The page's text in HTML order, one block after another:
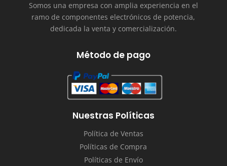
Somos una empresa con amplia experiencia en el
ramo de componentes electrónicos de potencia,
dedicada la venta y comercialización.
Método de pago
Nuestras Políticas
Política de Ventas
Políticas de Compra
Políticas de Envío